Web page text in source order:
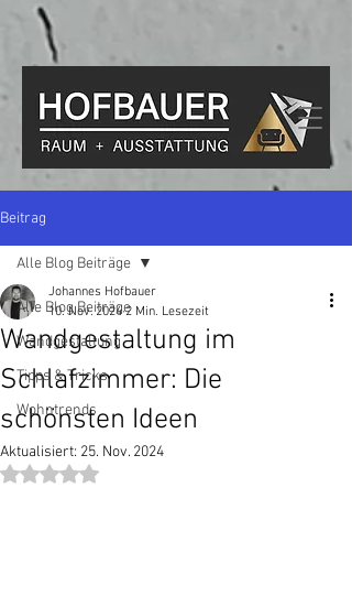
Beitrag
Alle Blog Beiträge
Wandgestaltung
Tipps & Tricks
Wohntrends
Alle Blog Beiträge
Wandgestaltung im
Schlafzimmer: Die
schönsten Ideen
Johannes Hofbauer
10. Nov. 2024 2 Min. Lesezeit
Aktualisiert: 25. Nov. 2024
Mit NaN von 5 Sternen bewertet.